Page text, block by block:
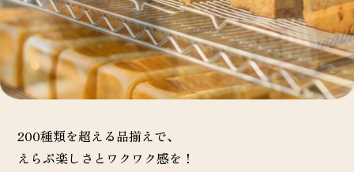
200種類を超える品揃えで、
えらぶ楽しさとワクワク感を！